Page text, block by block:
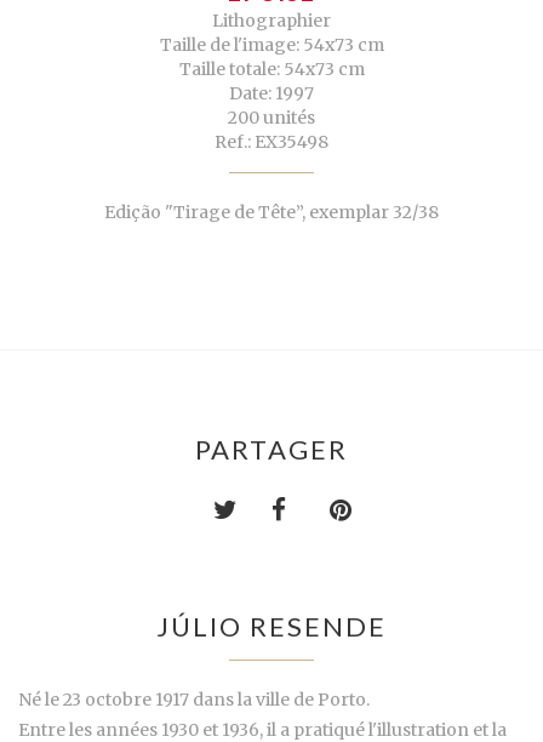
Lithographier
Taille de l'image: 54x73 cm
Taille totale: 54x73 cm
Date: 1997
200 unités
Ref.: EX35498
Edição "Tirage de Tête”, exemplar 32/38
PARTAGER
JÚLIO RESENDE
Né le 23 octobre 1917 dans la ville de Porto.
Entre les années 1930 et 1936, il a pratiqué l'illustration et la